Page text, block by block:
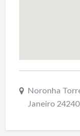
Noronha
Janeiro